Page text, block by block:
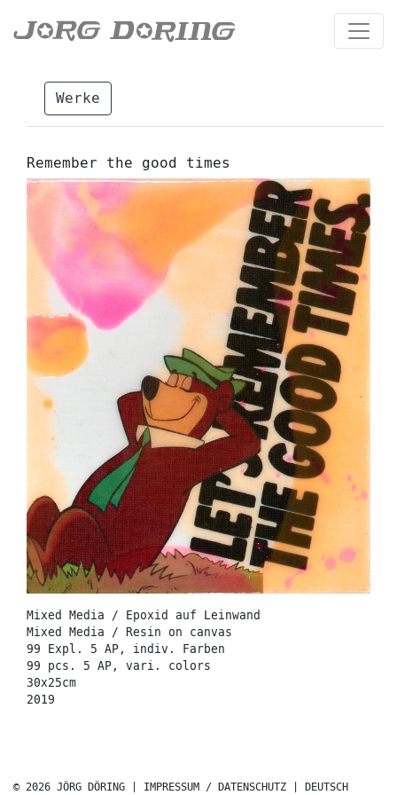
Werke
Remember the good times
Mixed Media / Epoxid auf Leinwand
Mixed Media / Resin on canvas
99 Expl. 5 AP, indiv. Farben
99 pcs. 5 AP, vari. colors
30x25cm
2019
© 2026 JÖRG DÖRING | IMPRESSUM / DATENSCHUTZ DEUTSCH